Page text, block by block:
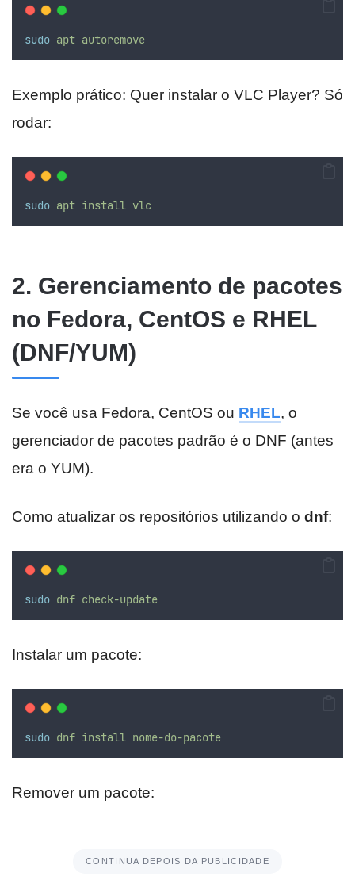
sudo apt autoremove
Exemplo prático: Quer instalar o VLC Player? Só
rodar:
sudo apt install vlc
2. Gerenciamento de pacotes
no Fedora, CentOS e RHEL
(DNF/YUM)
Se você usa Fedora, CentOS ou RHEL, o
gerenciador de pacotes padrão é o DNF (antes
era o YUM).
Como atualizar os repositórios utilizando o dnf:
sudo dnf check-update
Instalar um pacote:
sudo dnf install nome-do-pacote
Remover um pacote:
CONTINUA DEPOIS DA PUBLICIDADE